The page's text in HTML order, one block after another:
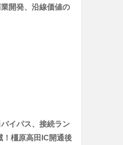
開発、沿線価値の
イパス、接続ラン
！橿原高田IC開通後